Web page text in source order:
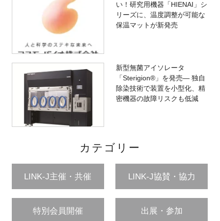
い！研究用機器「HIENAI」シ
リーズに、温度調整が可能な
保温マットが新発売
新型無菌アイソレータ
「Sterigion®」を発売— 独自
除染技術で装置を小型化、精
密機器の故障リスクも低減
カテゴリー
LINK-J主催・共催 LINK-J協賛・協力
特別会員開催 出展・参加